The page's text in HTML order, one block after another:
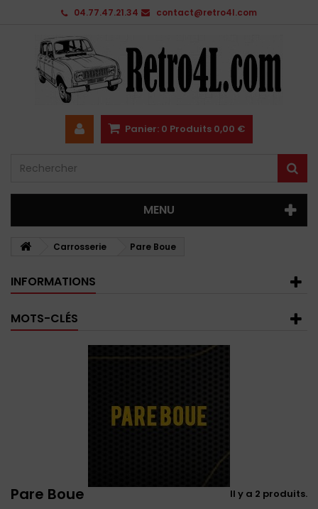
04.77.47.21.34 contact@retro4l.com
Panier: 0 Produits 0,00 €
MENU
Carrosserie Pare Boue
INFORMATIONS
MOTS-CLÉS
Pare Boue Il y a 2 produits.